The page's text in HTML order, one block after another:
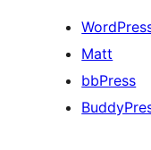
Matt
bbPress